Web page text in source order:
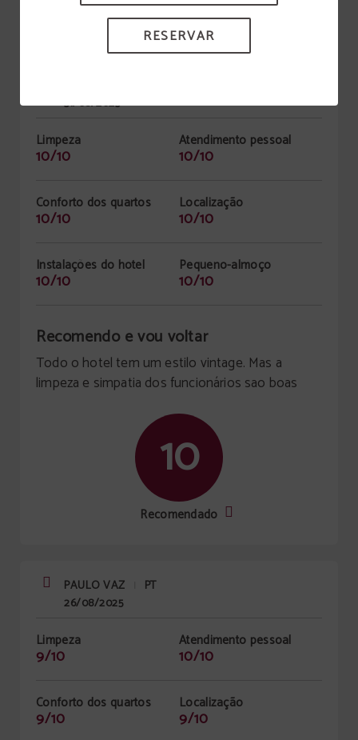
Recomendado
31/08/2025
Limpeza
10/10
Atendimento pessoal
10/10
Conforto dos quartos
10/10
Localização
10/10
Instalações do hotel
10/10
Pequeno-almoço
10/10
Recomendo e vou voltar
Todo o hotel tem um estilo vintage. Mas a
limpeza e simpatia dos funcionários sao boas
10
Recomendado
PAULO VAZ
PT
26/08/2025
Limpeza
9/10
Atendimento pessoal
10/10
Conforto dos quartos
9/10
Localização
9/10
RESERVAR